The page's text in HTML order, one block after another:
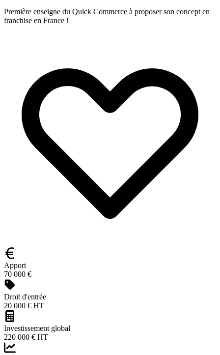
Première enseigne du Quick Commerce à proposer son concept en
franchise en France !
Apport
70 000 €
Droit d'entrée
20 000 € HT
Investissement global
220 000 € HT